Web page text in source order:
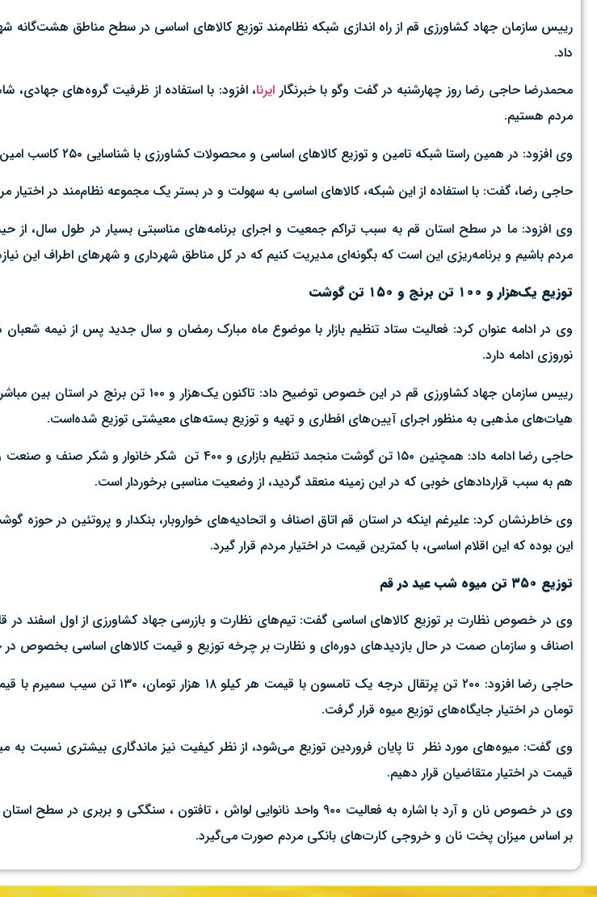
داد.
محمدرضا حاجی رضا روز چهارشنبه در گفت وگو با خبرنگار ایرنا، افزود: با استفاده از ظرفیت گروه‌های
مردم هستیم.
وی افزود: در همین راستا شبکه تامین و توزیع کالاهای اساسی و محصولات کشاورزی با شناسایی ۲۵۰ کاسب امین در شهر قم و شهرهای تابعه استان، راه اندازی شده‌است.
حاجی رضا، گفت: با استفاده از این شبکه، کالاهای اساسی به سهولت و در بستر یک مجموعه نظام‌مند در اختیار
وی افزود: ما در سطح استان قم به سبب تراکم جمعیت و اجرای برنامه‌های مناسبتی بسیار در طول سال، از
مردم باشیم و برنامه‌ریزی این است که بگونه‌ای مدیریت کنیم که در کل مناطق شهرداری و شهرهای اطراف این
توزیع یک‌هزار و ۱۰۰ تن برنج و ۱۵۰ تن گوشت
وی در ادامه عنوان کرد: فعالیت ستاد تنظیم بازار با موضوع ماه مبارک رمضان و سال جدید پس از نیمه
نوروزی ادامه دارد.
رییس سازمان جهاد کشاورزی قم در این خصوص توضیح
هیات‌های مذهبی به منظور اجرای آیین‌های افطاری و تهیه و توزیع بسته‌های معیشتی توزیع شده‌است.
حاجی رضا ادامه داد: همچنین ۱۵۰ تن گوشت منجمد تنظیم
هم به سبب قراردادهای خوبی که در این زمینه منعقد گردید، از وضعیت مناسبی برخوردار است.
وی خاطرنشان کرد: علیرغم اینکه در استان قم اتاق اصناف و اتحادیه‌های خواروبار، بنکدار و پروتئین در
این بوده که این اقلام اساسی، با کمترین قیمت در اختیار مردم قرار گیرد.
توزیع ۳۵۰ تن میوه شب عید در قم
اصناف و سازمان صمت در حال بازدیدهای دوره‌ای و نظارت بر چرخه توزیع و قیمت کالاهای اساسی بخصوص در
تومان در اختیار جایگاه‌های توزیع میوه قرار گرفت.
قیمت در اختیار متقاضیان قرار دهیم.
وی در خصوص نان و آرد با اشاره به فعالیت ۹۰۰ واحد نانوایی لواش ، تافتون ،
بر اساس میزان پخت نان و خروجی کارت‌های بانکی مردم صورت می‌گیرد.